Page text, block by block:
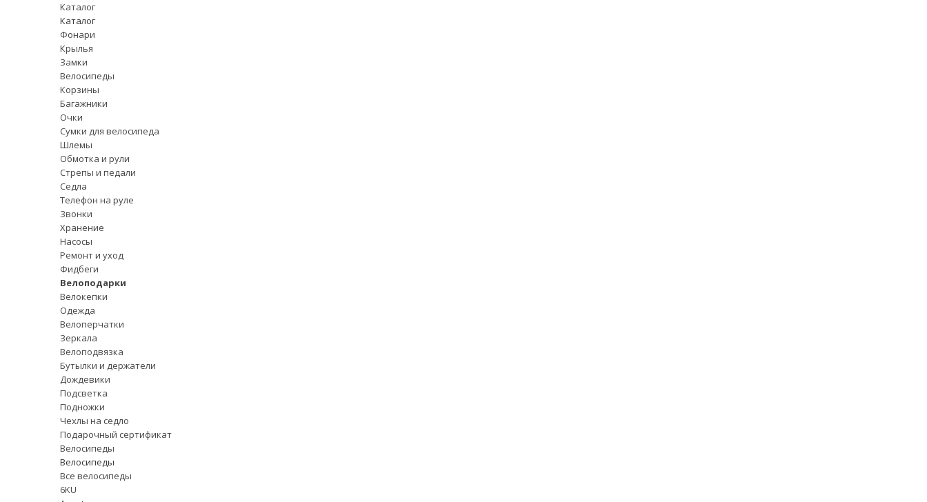
Каталог
Каталог
Фонари
Крылья
Замки
Велосипеды
Корзины
Багажники
Очки
Сумки для велосипеда
Шлемы
Обмотка и рули
Стрепы и педали
Седла
Телефон на руле
Звонки
Хранение
Насосы
Ремонт и уход
Фидбеги
Велоподарки
Велокепки
Одежда
Велоперчатки
Зеркала
Велоподвязка
Бутылки и держатели
Дождевики
Подсветка
Подножки
Чехлы на седло
Подарочный сертификат
Велосипеды
Велосипеды
Все велосипеды
6KU